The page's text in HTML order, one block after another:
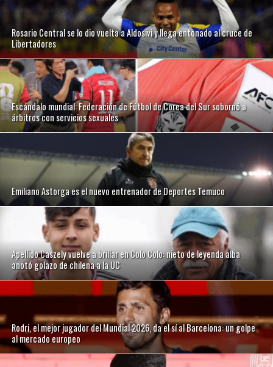
Rosario Central se lo dio vuelta a Aldosivi y llega entonado al cruce de
Libertadores
Escándalo mundial: Federación de Fútbol de Corea del Sur sobornó a
árbitros con servicios sexuales
Emiliano Astorga es el nuevo entrenador de Deportes Temuco
Apellido Caszely vuelve a brillar en Colo Colo: nieto de leyenda alba
anotó golazo de chilena a la UC
Rodri, el mejor jugador del Mundial 2026, da el sí al Barcelona: un golpe
al mercado europeo